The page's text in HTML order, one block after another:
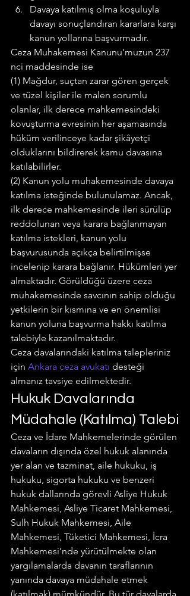
Davaya katılmış olma koşuluyla
davayı sonuçlandıran kararlara karşı
kanun yollarına başvurmadır.
Ceza Muhakemesi Kanunu’muzun 237
nci maddesinde ise
(1) Mağdur, suçtan zarar gören gerçek
ve tüzel kişiler ile malen sorumlu
olanlar, ilk derece mahkemesindeki
kovuşturma evresinin her aşamasında
hüküm verilinceye kadar şikâyetçi
olduklarını bildirerek kamu davasına
katılabilirler.
(2) Kanun yolu muhakemesinde davaya
katılma isteğinde bulunulamaz. Ancak,
ilk derece mahkemesinde ileri sürülüp
reddolunan veya karara bağlanmayan
katılma istekleri, kanun yolu
başvurusunda açıkça belirtilmişse
incelenip karara bağlanır. Hükümleri yer
almaktadır. Görüldüğü üzere ceza
muhakemesinde savcının sahip olduğu
yetkilerin bir kısmına ve en önemlisi
kanun yoluna başvurma hakkı katılma
talebiyle kazanılmaktadır.
Ceza davalarındaki katılma talepleriniz
için Ankara ceza avukatı desteği
almanız tavsiye edilmektedir.
Hukuk Davalarında
Müdahale (Katılma) Talebi
Ceza ve İdare Mahkemelerinde görülen
davaların dışında özel hukuk alanında
yer alan ve tazminat, aile hukuku, iş
hukuku, sigorta hukuku ve benzeri
hukuk dallarında görevli Asliye Hukuk
Mahkemesi, Asliye Ticaret Mahkemesi,
Sulh Hukuk Mahkemesi, Aile
Mahkemesi, Tüketici Mahkemesi, İcra
Mahkemesi’nde yürütülmekte olan
yargılamalarda davanın taraflarının
yanında davaya müdahale etmek